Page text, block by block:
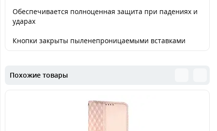
Обеспечивается полноценная защита при падениях и
ударах
Кнопки закрыты пыленепроницаемыми вставками
Похожие товары